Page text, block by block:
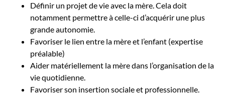
Définir un projet de vie avec la mère. Cela doit
notamment permettre à celle-ci d’acquérir une plus
grande autonomie.
Favoriser le lien entre la mère et l’enfant (expertise
préalable)
Aider matériellement la mère dans l’organisation de la
vie quotidienne.
Favoriser son insertion sociale et professionnelle.